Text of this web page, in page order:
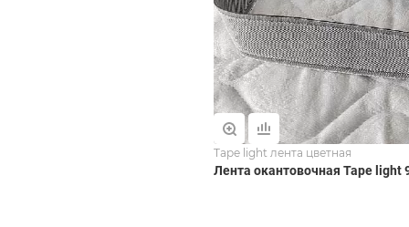
Tape light лента цветная
Лента окантовочная Tape light